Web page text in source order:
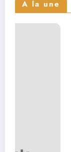
A la une